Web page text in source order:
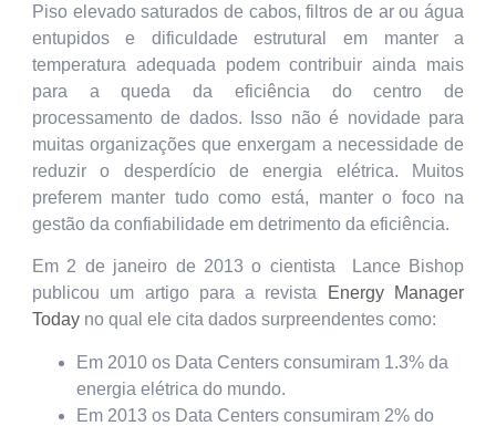
Piso elevado saturados de cabos, filtros de ar ou água
entupidos e dificuldade estrutural em manter a
temperatura adequada podem contribuir ainda mais
para a queda da eficiência do centro de
processamento de dados. Isso não é novidade para
muitas organizações que enxergam a necessidade de
reduzir o desperdício de energia elétrica. Muitos
preferem manter tudo como está, manter o foco na
gestão da confiabilidade em detrimento da eficiência.
Em 2 de janeiro de 2013 o cientista Lance Bishop
publicou um artigo para a revista
Energy Manager
Todayno qual ele cita dados surpreendentes como:
Em 2010 os Data Centers consumiram 1.3% da
energia elétrica do mundo.
Em 2013 os Data Centers consumiram 2% do